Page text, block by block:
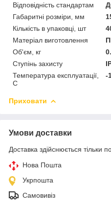
Відповідність стандартам
Габаритні розміри, мм
Кількість в упаковці, шт
Матеріал виготовлення
Об'єм, кг
Ступінь захисту
Температура експлуатації,
С
-
Приховати
Умови доставки
Доставка здійснюється тільки
Нова Пошта
Укрпошта
Самовивіз